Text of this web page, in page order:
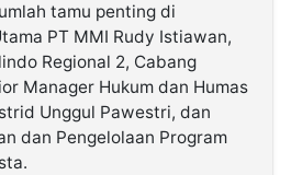
tamu penting di
PT MMI Rudy Istiawan,
Regional 2, Cabang
Manager Hukum dan Humas
Unggul Pawestri, dan
dan Pengelolaan Program